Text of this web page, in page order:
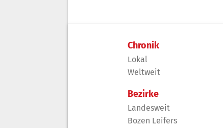
Chronik
Lokal
Weltweit
Bezirke
Landesweit
Bozen Leifers